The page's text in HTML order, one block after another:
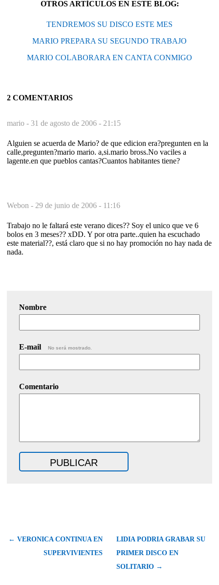
OTROS ARTÍCULOS EN ESTE BLOG:
TENDREMOS SU DISCO ESTE MES
MARIO PREPARA SU SEGUNDO TRABAJO
MARIO COLABORARA EN CANTA CONMIGO
2 COMENTARIOS
mario - 31 de agosto de 2006 - 21:15
Alguien se acuerda de Mario? de que edicion era?pregunten en la
calle,pregunten?mario mario. a,si.mario bross.No vaciles a
lagente.en que pueblos cantas?Cuantos habitantes tiene?
Webon - 29 de junio de 2006 - 11:16
Trabajo no le faltará este verano dices?? Soy el unico que ve 6
bolos en 3 meses?? xDD. Y por otra parte..quien ha escuchado
este material??, está claro que si no hay promoción no hay nada de
nada.
Nombre
E-mail No será mostrado.
Comentario
← VERONICA CONTINUA EN
SUPERVIVIENTES
LIDIA PODRIA GRABAR SU
PRIMER DISCO EN
SOLITARIO →